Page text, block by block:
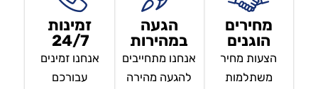
מחירים
הוגנים
הצעות מחיר
משתלמות
הגעה
במהירות
אנחנו מתחייבים
להגעה מהירה
זמינות
24/7
אנחנו זמינים
עבורכם